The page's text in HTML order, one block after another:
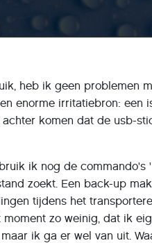
heb ik geen problemen
enorme irritatiebron:
komen dat de usb-
ik nog de
zoekt. Een back-up
tijdens het
zo weinig, dat ik
ik ga er wel van uit.